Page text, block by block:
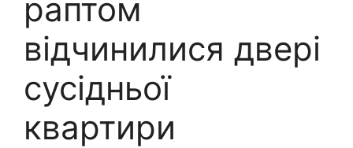
раптом
відчинилися двері
сусідньої
квартири